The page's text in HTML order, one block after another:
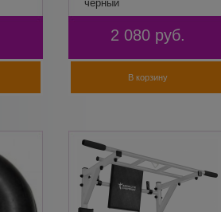
черный
2 080 руб.
В корзину